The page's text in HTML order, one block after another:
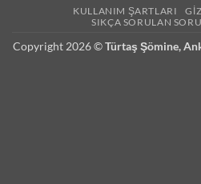
KULLANIM ŞARTLARI
SIKÇA SORULAN
Copyright 2026 ©Türtaş Şömine,